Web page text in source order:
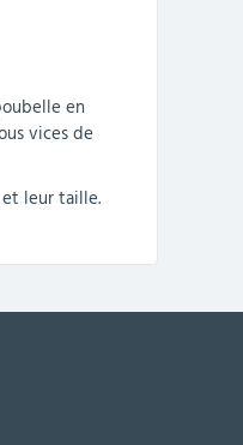
en
vices de
leur taille.